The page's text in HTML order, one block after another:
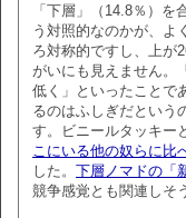
「下層」（14.8％）
う対照的なのかが、よ
ろ対称的ですし、上が
がいにも見えません。
低く」といったことで
るのはふしぎだという
す。ビニールタッキー
こにいる他の奴らに比
した。 下層ノマドの「
競争感覚とも関連しそ